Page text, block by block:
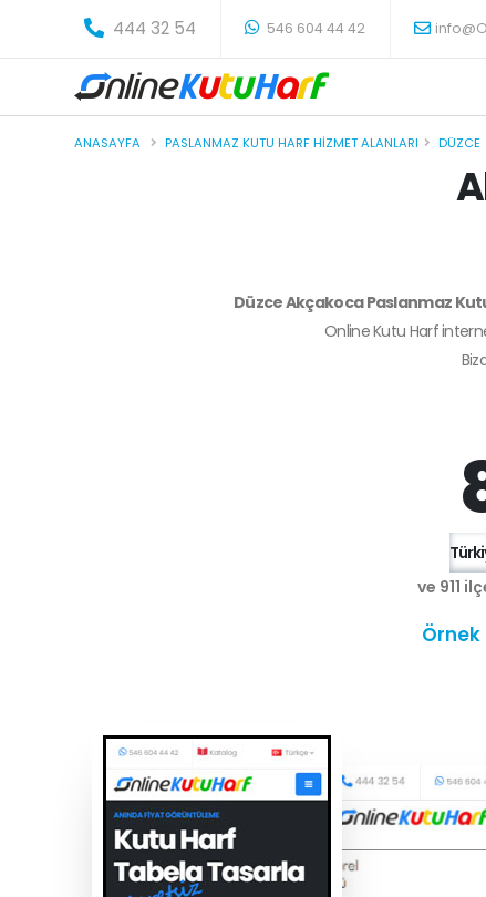
444 32 54 546 604 44 42
ANASAYFA PASLANMAZ KUTU HARF HIZMET ALANLARI DÜZCE
Düzce Akçakoca Paslanmaz
Online Kutu Harf
ve 911